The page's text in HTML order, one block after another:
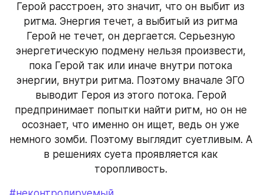
Герой расстроен, это значит, что он выбит из
ритма. Энергия течет, а выбитый из ритма
Герой не течет, он дергается. Серьезную
энергетическую подмену нельзя произвести,
пока Герой так или иначе внутри потока
энергии, внутри ритма. Поэтому вначале ЭГО
выводит Героя из этого потока. Герой
предпринимает попытки найти ритм, но он не
осознает, что именно он ищет, ведь он уже
немного зомби. Поэтому выглядит суетливым. А
в решениях суета проявляется как
торопливость.